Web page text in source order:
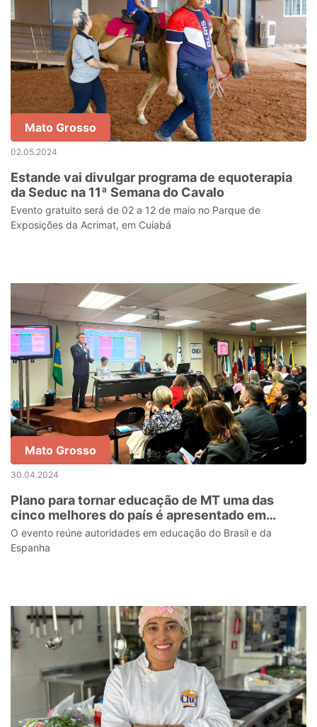
Mato Grosso
02.05.2024
Estande vai divulgar programa de equoterapia
da Seduc na 11ª Semana do Cavalo
Evento gratuito será de 02 a 12 de maio no Parque de
Exposições da Acrimat, em Cuiabá
Mato Grosso
30.04.2024
Plano para tornar educação de MT uma das
cinco melhores do país é apresentado em
seminário em Madri
O evento reúne autoridades em educação do Brasil e da
Espanha